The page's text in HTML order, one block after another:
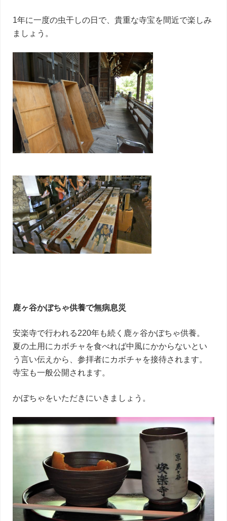
1年に一度の虫干しの日で、貴重な寺宝を間近で楽しみ
ましょう。
鹿ヶ谷かぼちゃ供養で無病息災
安楽寺で行われる220年も続く鹿ヶ谷かぼちゃ供養。
夏の土用にカボチャを食べれば中風にかからないとい
う言い伝えから、参拝者にカボチャを接待されます。
寺宝も一般公開されます。
かぼちゃをいただきにいきましょう。